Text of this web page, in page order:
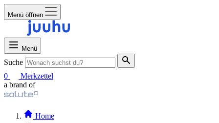
Menü öffnen
Menü
Suche
0
Merkzettel
a brand of
Home